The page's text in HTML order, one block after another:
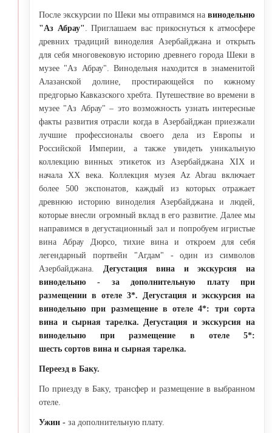
После экскурсии по Шеки мы отправимся на винодельню
"Аз Абрау" . Приглашаем вас прикоснуться к атмосфере
древних традиций виноделия Азербайджана и открыть
для себя многовековую историю древнего города Шеки в
музее "Аз Абрау". Винодельня находится в знаменитой
Алазанской долине, простирающейся по южному
предгорью Кавказского хребта. Путешествие во времени в
музее "Аз Абрау" – это возможность узнать интересные
факты развития отрасли когда в Азербайджан приезжали
лучшие профессионалы своего дела из Европы и
Российской Империи, а также увидеть уникальную
коллекцию винных этикеток из Азербайджана XIX и
начала XX века. Коллекция музея Az Abrau включает
более 500 экспонатов, каждый из которых отражает
древнюю историю виноделия Азербайджана и людей,
которые внесли огромный вклад в его развитие. Далее мы
направимся в дегустационный зал и попробуем игристые
вина Абрау Дюрсо, тихие вина и откроем для себя
легендарный портвейн "Агдам" - один из символов
Азербайджана. Дегустация вина и экскурсия на
винодельню - за дополнительную плату при
размещении в отеле 3*. Дегустация и экскурсия на
винодельню при размещение в отеле 4*: три сорта
вина и сырная тарелка. Дегустация и экскурсия на
винодельню при размещение в отеле 5*:
шесть сортов вина и сырная тарелка.
Переезд в Баку.
По приезду в Баку, трансфер и размещение в выбранном
отеле.
Ужин - за дополнительную плату.